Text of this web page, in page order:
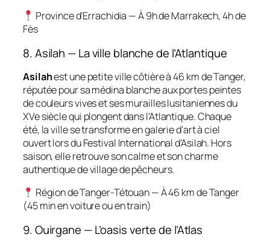
Province d’Errachidia — À 9h de Marrakech, 4h de
Fès
8. Asilah — La ville blanche de l’Atlantique
Asilahest une petite ville côtière à 46 km de Tanger,
réputée pour sa médina blanche aux portes peintes
de couleurs vives et ses murailles lusitaniennes du
XVe siècle qui plongent dans l’Atlantique. Chaque
été, la ville se transforme en galerie d’art à ciel
ouvert lors du Festival International d’Asilah. Hors
saison, elle retrouve son calme et son charme
authentique de village de pêcheurs.
Région de Tanger-Tétouan — À 46 km de Tanger
(45 min en voiture ou en train)
9. Ouirgane — L’oasis verte de l’Atlas